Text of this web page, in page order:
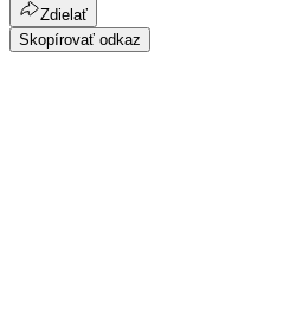
Zdielať
Skopírovať odkaz